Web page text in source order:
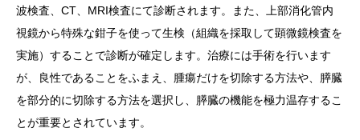
波検査、CT、MRI検査にて診断されます。また、上部消化管内
視鏡から特殊な鉗子を使って生検（組織を採取して顕微鏡検査を
実施）することで診断が確定します。治療には手術を行います
が、良性であることをふまえ、腫瘍だけを切除する方法や、膵臓
を部分的に切除する方法を選択し、膵臓の機能を極力温存するこ
とが重要とされています。